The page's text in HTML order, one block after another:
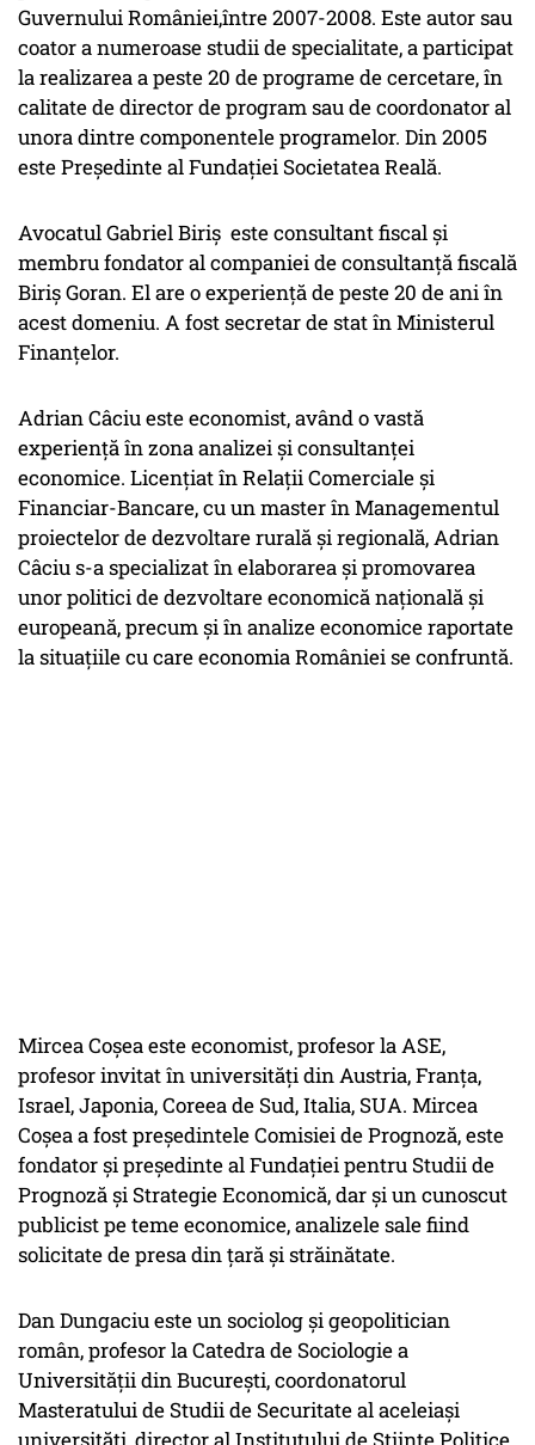
Guvernului României,între 2007-2008. Este autor sau
coator a numeroase studii de specialitate, a participat
la realizarea a peste 20 de programe de cercetare, în
calitate de director de program sau de coordonator al
unora dintre componentele programelor. Din 2005
este Preşedinte al Fundaţiei Societatea Reală.
Avocatul Gabriel Biriș este consultant fiscal şi
membru fondator al companiei de consultanţă fiscală
Biriş Goran. El are o experienţă de peste 20 de ani în
acest domeniu. A fost secretar de stat în Ministerul
Finanțelor.
Adrian Câciu este economist, având o vastă
experiență în zona analizei și consultanței
economice. Licențiat în Relații Comerciale și
Financiar-Bancare, cu un master în Managementul
proiectelor de dezvoltare rurală și regională, Adrian
Câciu s-a specializat în elaborarea și promovarea
unor politici de dezvoltare economică națională și
europeană, precum și în analize economice raportate
la situațiile cu care economia României se confruntă.
Mircea Coșea este economist, profesor la ASE,
profesor invitat în universități din Austria, Franţa,
Israel, Japonia, Coreea de Sud, Italia, SUA. Mircea
Coșea a fost președintele Comisiei de Prognoză, este
fondator și președinte al Fundației pentru Studii de
Prognoză şi Strategie Economică, dar și un cunoscut
publicist pe teme economice, analizele sale fiind
solicitate de presa din țară și străinătate.
Dan Dungaciu este un sociolog și geopolitician
român, profesor la Catedra de Sociologie a
Universității din București, coordonatorul
Masteratului de Studii de Securitate al aceleiași